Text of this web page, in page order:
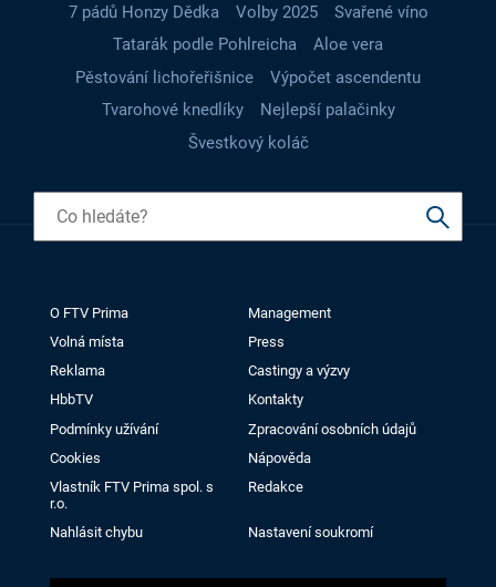
7 pádů Honzy Dědka
Volby 2025
Svařené víno
Tatarák podle Pohlreicha
Aloe vera
Pěstování lichořeřišnice
Výpočet ascendentu
Tvarohové knedlíky
Nejlepší palačinky
Švestkový koláč
O FTV Prima
Management
Volná místa
Press
Reklama
Castingy a výzvy
HbbTV
Kontakty
Podmínky užívání
Zpracování osobních údajů
Cookies
Nápověda
Vlastník FTV Prima spol. s
r.o.
Redakce
Nahlásit chybu Nastavení soukromí